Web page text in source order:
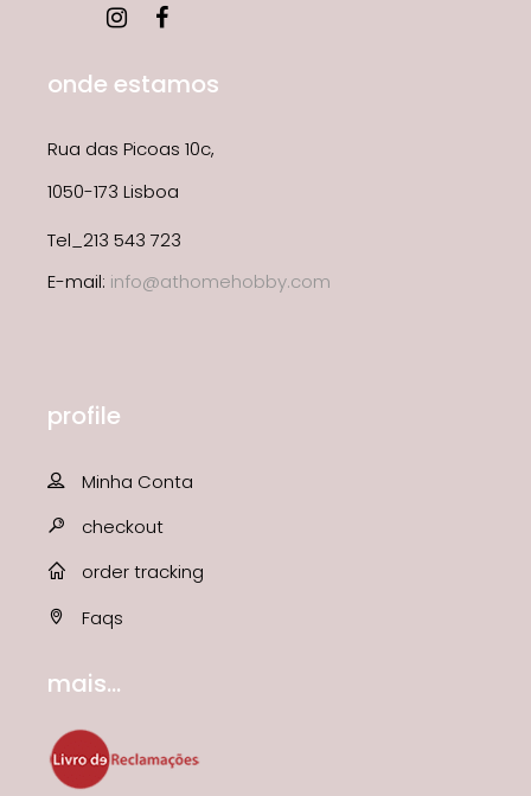
onde estamos
Rua das Picoas 10c,
1050-173 Lisboa
Tel_213 543 723
E-mail: info@athomehobby.com
profile
Minha Conta
checkout
order tracking
Faqs
mais...